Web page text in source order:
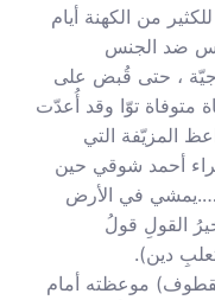
من الكهنة أيام
ضد الجنس
، حتى قُبض على
متوفاة توّا وقد أُعدّت
المزيّفة التي
أحمد شوقي حين
في الأرض
القولِ قولُ
دين).
موعظته أمام